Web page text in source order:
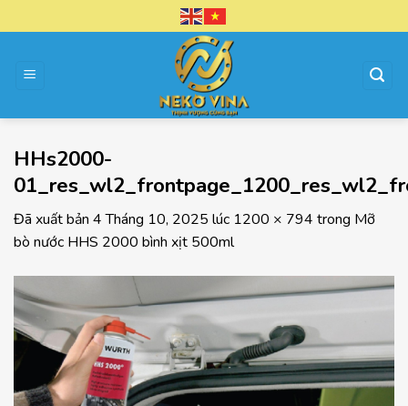
đến
dung
HHs2000-
Đã xuất bản 4 Tháng 10, 2025 lúc 1200 × 794 trong Mỡ
bò nước HHS 2000 bình xịt 500ml